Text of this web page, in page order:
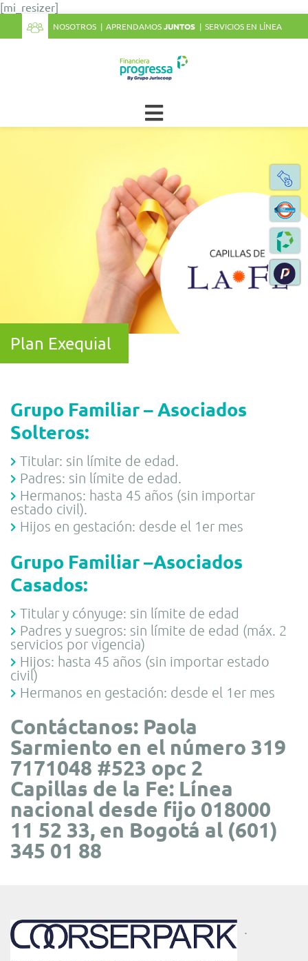
[mi_resizer]
NOSOTROS APRENDAMOSJUNTOS SERVICIOS EN LÍNEA
Plan Exequial
Grupo Familiar – Asociados
Solteros:
Titular: sin límite de edad.
Padres: sin límite de edad.
Hermanos: hasta 45 años (sin importar
estado civil).
Hijos en gestación: desde el 1er mes
Grupo Familiar –Asociados
Casados:
Titular y cónyuge: sin límite de edad
Padres y suegros: sin límite de edad (máx. 2
servicios por vigencia)
Hijos: hasta 45 años (sin importar estado
civil)
Hermanos en gestación: desde el 1er mes
Contáctanos: Paola
Sarmiento en el número 319
7171048 #523 opc 2
Capillas de la Fe: Línea
nacional desde fijo 018000
11 52 33, en Bogotá al (601)
345 01 88
.